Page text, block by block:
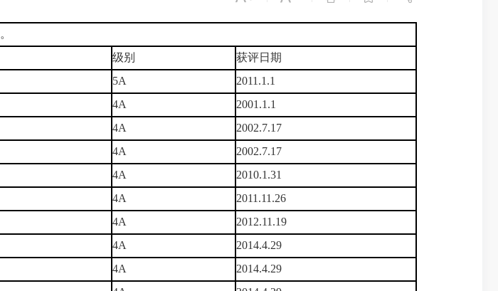
级别
获评日期
5A
2011.1.1
4A
2001.1.1
4A
2002.7.17
4A
2002.7.17
4A
2010.1.31
4A
2011.11.26
4A
2012.11.19
4A
2014.4.29
4A
2014.4.29